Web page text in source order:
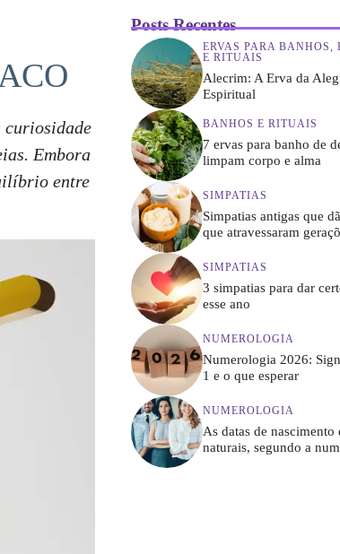
curiosidade
Embora
entre
Posts Recentes
ERVAS PARA BANHOS
E RITUAIS
Alecrim: A Erva da
Espiritual
BANHOS E RITUAIS
7 ervas para banho de
limpam corpo e alma
SIMPATIAS
Simpatias antigas que
que atravessaram
SIMPATIAS
3 simpatias para dar
esse ano
NUMEROLOGIA
Numerologia 2026:
1 e o que esperar
NUMEROLOGIA
As datas de
naturais, segundo a